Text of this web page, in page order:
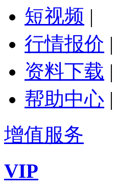
短视频 |
行情报价 |
资料下载 |
帮助中心 |
增值服务
VIP